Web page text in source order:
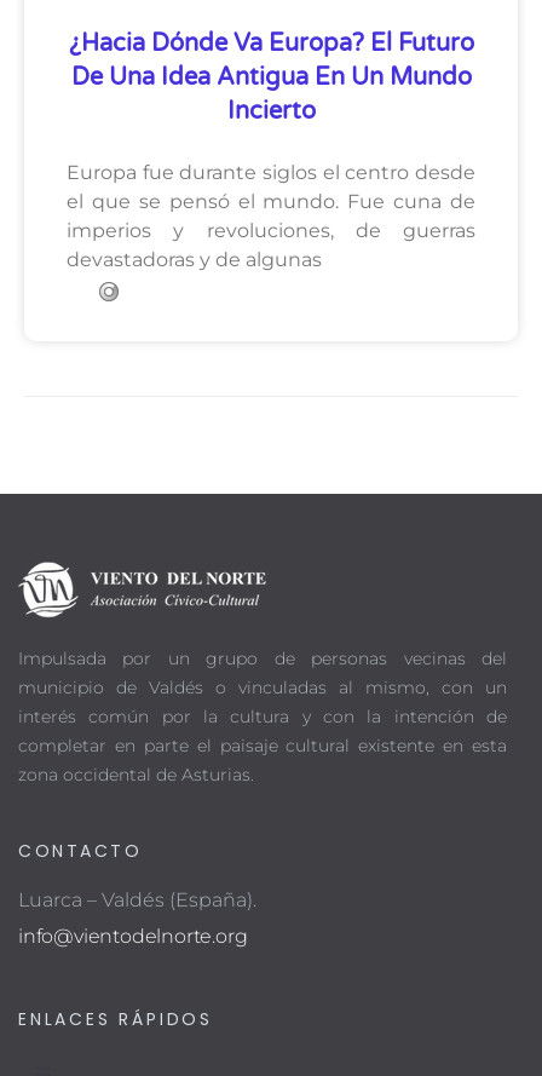
¿Hacia Dónde Va Europa? El Futuro
De Una Idea Antigua En Un Mundo
Incierto
Europa fue durante siglos el centro desde
el que se pensó el mundo. Fue cuna de
imperios y revoluciones, de guerras
devastadoras y de algunas
Impulsada por un grupo de personas vecinas del
municipio de Valdés o vinculadas al mismo, con un
interés común por la cultura y con la intención de
completar en parte el paisaje cultural existente en esta
zona occidental de Asturias.
CONTACTO
Luarca – Valdés (España).
info@vientodelnorte.org
ENLACES RÁPIDOS